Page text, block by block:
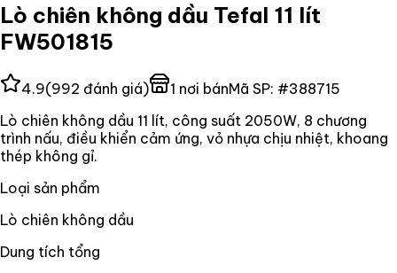
Lò chiên không dầu Tefal 11 lít
FW501815
4.9(992 đánh giá) 1 nơi bánMã SP: #388715
Lò chiên không dầu 11 lít, công suất 2050W, 8 chương
trình nấu, điều khiển cảm ứng, vỏ nhựa chịu nhiệt, khoang
thép không gỉ.
Loại sản phẩm
Lò chiên không dầu
Dung tích tổng